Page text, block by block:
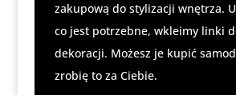
zakupową do stylizacji wnętrza.
co jest potrzebne, wkleimy linki
dekoracji. Możesz je kupić
zrobię to za Ciebie.